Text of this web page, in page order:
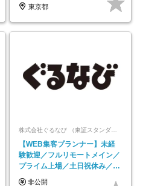
東京都
株式会社ぐるなび （東証スタンダード上場）
【WEB集客プランナー】未経
験歓迎／フルリモートメイン／
プライム上場／土日祝休み／東
京・大阪・名古屋
非公開